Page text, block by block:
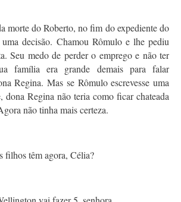
morte do Roberto, no fim do expediente do
decisão. Chamou Rômulo e lhe pediu
Seu medo de perder o emprego e não ter
família era grande demais para falar
Regina. Mas se Rômulo escrevesse uma
dona Regina não teria como ficar chateada
não tinha mais certeza.
filhos têm agora, Célia?